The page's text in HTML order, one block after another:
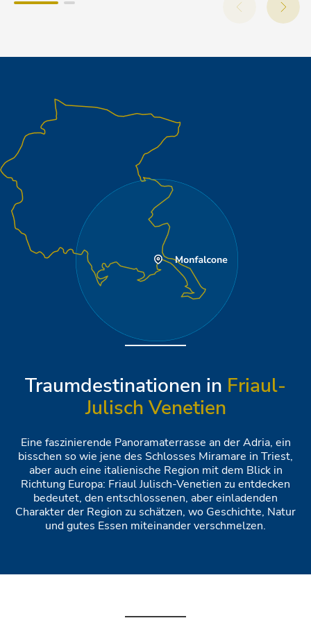
Traumdestinationen in Friaul-
Julisch Venetien
Eine faszinierende Panoramaterrasse an der Adria, ein
bisschen so wie jene des Schlosses Miramare in Triest,
aber auch eine italienische Region mit dem Blick in
Richtung Europa: Friaul Julisch-Venetien zu entdecken
bedeutet, den entschlossenen, aber einladenden
Charakter der Region zu schätzen, wo Geschichte, Natur
und gutes Essen miteinander verschmelzen.